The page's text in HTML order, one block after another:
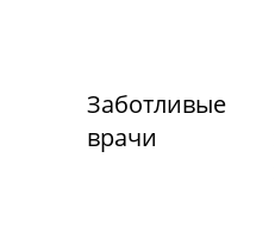
Заботливые
врачи